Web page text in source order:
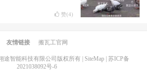
赞(4)
友情链接 搬瓦工官网
智能科技有限公司版权所有 | SiteMap| 苏ICP备
2021038092号-6